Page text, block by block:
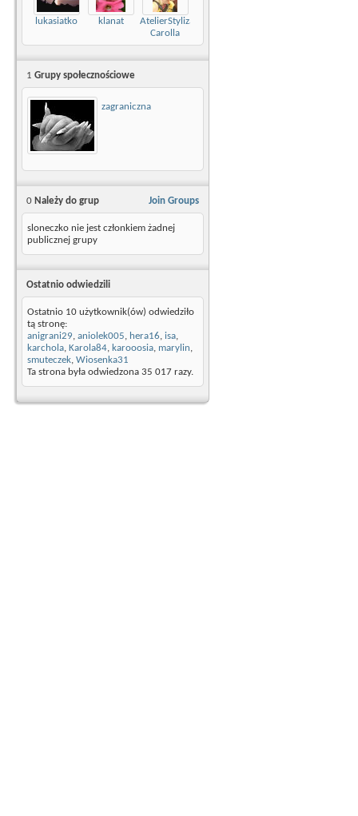
lukasiatko klanat
AtelierStylizacji
Carolla
1 Grupy społecznościowe
zagraniczna
Join Groups
0 Należy do grup
sloneczko nie jest członkiem żadnej
publicznej grupy
Ostatnio odwiedzili
Ostatnio 10 użytkownik(ów) odwiedziło
tą stronę:
anigrani29, aniolek005, hera16, isa,
karchola, Karola84, karooosia, marylin,
smuteczek, Wiosenka31
Ta strona była odwiedzona 35 017 razy.